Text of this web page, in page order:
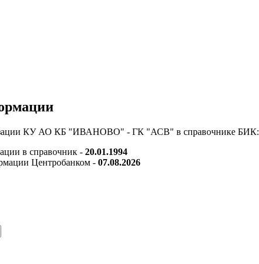
КУ АО КБ "ИВАНОВО" - ГК "АСВ" в справочнике БИК:
в справочник - 20.01.1994
Центробанком - 07.08.2026